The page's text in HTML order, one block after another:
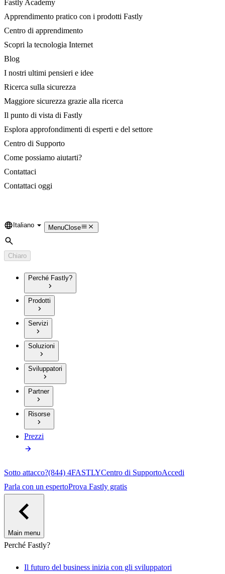
Fastly Academy
Apprendimento pratico con i prodotti Fastly
Centro di apprendimento
Scopri la tecnologia Internet
Blog
I nostri ultimi pensieri e idee
Ricerca sulla sicurezza
Maggiore sicurezza grazie alla ricerca
Il punto di vista di Fastly
Esplora approfondimenti di esperti e del settore
Centro di Supporto
Come possiamo aiutarti?
Contattaci
Contattaci oggi
Language
Italiano MenuClose
Cerca
Chiaro
Perché Fastly?
Prodotti
Servizi
Soluzioni
Sviluppatori
Partner
Risorse
Prezzi
Sotto attacco?(844) 4FASTLYCentro di SupportoAccedi
Parla con un espertoProva Fastly gratis
Main menu
Perché Fastly?
Il futuro del business inizia con gli sviluppatori